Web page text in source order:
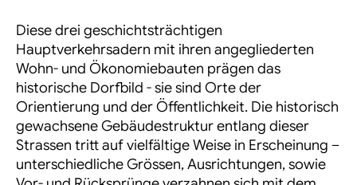
Diese drei geschichtsträchtigen
Hauptverkehrsadern mit ihren angegliederten
Wohn- und Ökonomiebauten prägen das
historische Dorfbild - sie sind Orte der
Orientierung und der Öffentlichkeit. Die historisch
gewachsene Gebäudestruktur entlang dieser
Strassen tritt auf vielfältige Weise in Erscheinung –
unterschiedliche Grössen, Ausrichtungen, sowie